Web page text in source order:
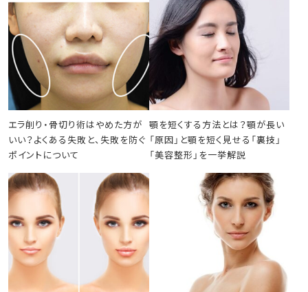
エラ削り・骨切り術はやめた方が
いい？よくある失敗と、失敗を防ぐ
ポイントについて
顎を短くする方法とは？顎が長い
「原因」と顎を短く見せる「裏技」
「美容整形」を一挙解説